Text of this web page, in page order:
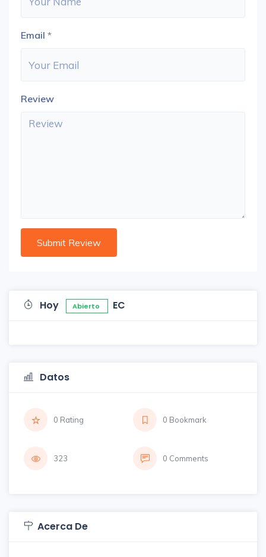
Email *
Review
Hoy Abierto EC
Datos
0 Rating 0 Bookmark
323 0 Comments
Acerca De